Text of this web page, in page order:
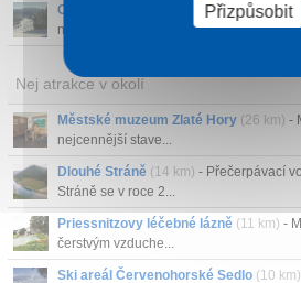
Ostružná
- Horská obec je velmi
na Jesenicku. V...
Nej atrakce v okolí
Městské muzeum Zlaté Hory (26 km) -
nejcennější stave...
Dlouhé Stráně (14 km) - Přečerpávací
Stráně se v roce 2...
Priessnitzovy léčebné lázně (11 km) -
čerstvým vzduche...
Ski areál Červenohorské Sedlo (10 km)
Přizpůsobit